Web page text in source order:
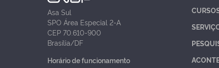
Asa Sul
SPO Área Especial 2-A
CEP 70.610-900
Brasília/DF
Horário de funcionamento